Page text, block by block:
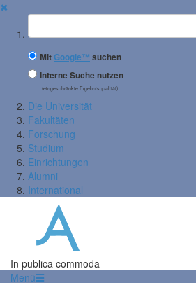
✖
Suchbegriff
MitGoogle™ suchen
Interne Suche nutzen
(eingeschränkte Ergebnisqualität)
Die Universität
Fakultäten
Forschung
Studium
Einrichtungen
Alumni
International
In publica commoda
Menü